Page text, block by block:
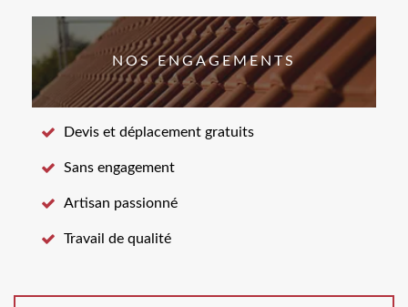
NOS ENGAGEMENTS
Devis et déplacement gratuits
Sans engagement
Artisan passionné
Travail de qualité